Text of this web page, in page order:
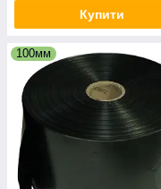
Купити
100мм